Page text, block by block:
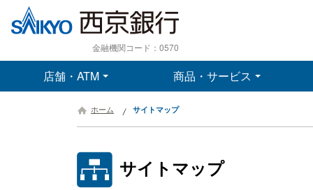
金融機関コード：0570
店舗・ATM 商品・サービス
ホーム サイトマップ
サイトマップ